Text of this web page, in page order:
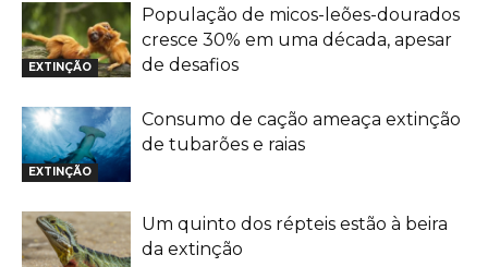
EXTINÇÃO
População de micos-leões-dourados
cresce 30% em uma década, apesar
de desafios
EXTINÇÃO
Consumo de cação ameaça extinção
de tubarões e raias
Um quinto dos répteis estão à beira
da extinção